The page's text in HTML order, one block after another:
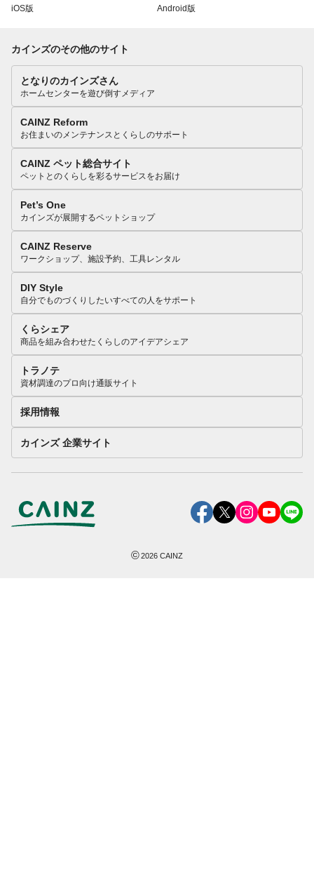
iOS版 Android版
カインズのその他のサイト
となりのカインズさん
ホームセンターを遊び倒すメディア
CAINZ Reform
お住まいのメンテナンスとくらしのサポート
CAINZ ペット総合サイト
ペットとのくらしを彩るサービスをお届け
Pet’s One
カインズが展開するペットショップ
CAINZ Reserve
ワークショップ、施設予約、工具レンタル
DIY Style
自分でものづくりしたいすべての人をサポート
くらシェア
商品を組み合わせたくらしのアイデアシェア
トラノテ
資材調達のプロ向け通販サイト
採用情報
カインズ 企業サイト
©2026 CAINZ